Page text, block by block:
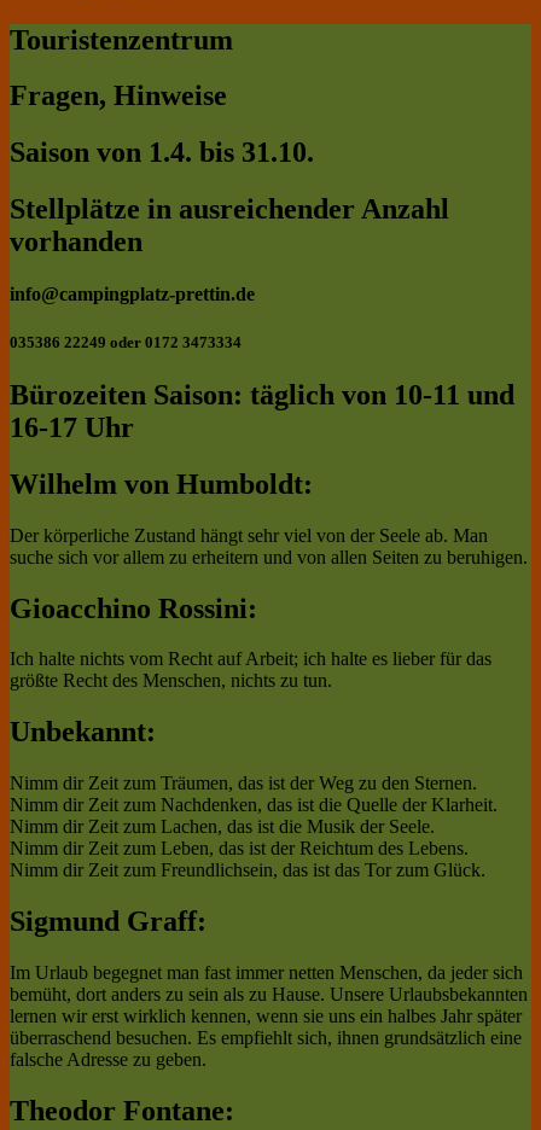
Touristenzentrum
Fragen, Hinweise
Saison von 1.4. bis 31.10.
Stellplätze in ausreichender Anzahl
vorhanden
info@campingplatz-prettin.de
035386 22249 oder 0172 3473334
Bürozeiten Saison: täglich von 10-11 und
16-17 Uhr
Wilhelm von Humboldt:
Der körperliche Zustand hängt sehr viel von der Seele ab. Man
suche sich vor allem zu erheitern und von allen Seiten zu beruhigen.
Gioacchino Rossini:
Ich halte nichts vom Recht auf Arbeit; ich halte es lieber für das
größte Recht des Menschen, nichts zu tun.
Unbekannt:
Nimm dir Zeit zum Träumen, das ist der Weg zu den Sternen.
Nimm dir Zeit zum Nachdenken, das ist die Quelle der Klarheit.
Nimm dir Zeit zum Lachen, das ist die Musik der Seele.
Nimm dir Zeit zum Leben, das ist der Reichtum des Lebens.
Nimm dir Zeit zum Freundlichsein, das ist das Tor zum Glück.
Sigmund Graff:
Im Urlaub begegnet man fast immer netten Menschen, da jeder sich
bemüht, dort anders zu sein als zu Hause. Unsere Urlaubsbekannten
lernen wir erst wirklich kennen, wenn sie uns ein halbes Jahr später
überraschend besuchen. Es empfiehlt sich, ihnen grundsätzlich eine
falsche Adresse zu geben.
Theodor Fontane: